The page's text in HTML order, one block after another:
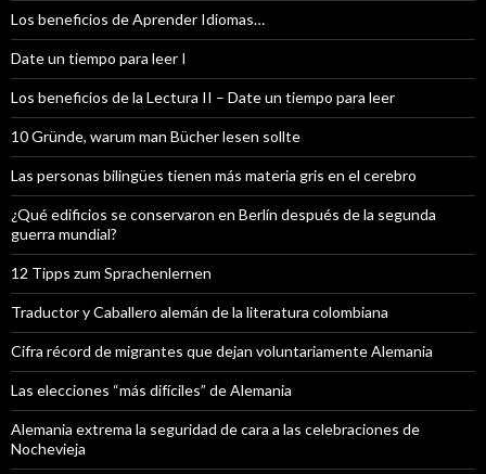
Los beneficios de Aprender Idiomas…
Date un tiempo para leer I
Los beneficios de la Lectura II – Date un tiempo para leer
10 Gründe, warum man Bücher lesen sollte
Las personas bilingües tienen más materia gris en el cerebro
¿Qué edificios se conservaron en Berlín después de la segunda
guerra mundial?
12 Tipps zum Sprachenlernen
Traductor y Caballero alemán de la literatura colombiana
Cifra récord de migrantes que dejan voluntariamente Alemania
Las elecciones “más difíciles” de Alemania
Alemania extrema la seguridad de cara a las celebraciones de
Nochevieja